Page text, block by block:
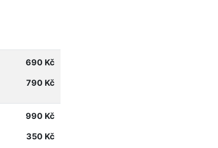
690 Kč
790 Kč
990 Kč
350 Kč